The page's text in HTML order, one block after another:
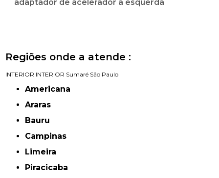
adaptador de acelerador a esquerda
Regiões onde a atende :
INTERIOR INTERIOR Sumaré São Paulo
Americana
Araras
Bauru
Campinas
Limeira
Piracicaba